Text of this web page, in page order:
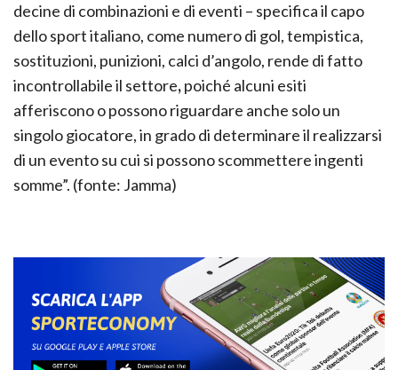
decine di combinazioni e di eventi – specifica il capo
dello sport italiano, come numero di gol, tempistica,
sostituzioni, punizioni, calci d’angolo, rende di fatto
incontrollabile il settore,poiché alcuni esiti
afferiscono o possono riguardare anche solo un
singolo giocatore, in grado di determinare il realizzarsi
di un evento su cui si possono scommettere ingenti
somme”. (fonte: Jamma)